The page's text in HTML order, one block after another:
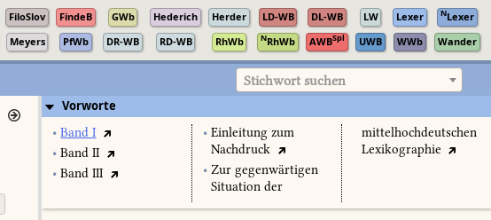
FiloSlov FindeB GWb Hederich Herder LD-WB DL-WB LW Lexer NLexer
Meyers PfWb DR-WB RD-WB RhWb NRhWb AWBSpl UWB WWb Wander
Stichwort suchen
Vorworte
• Band I
• Band II
• Band III
• Einleitung zum
Nachdruck
• Zur gegenwärtigen
Situation der
mittelhochdeutschen
Lexikographie